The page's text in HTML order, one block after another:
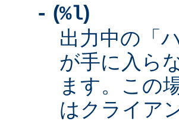
- (%l)
出力中の「
が手に入ら
ます。この
はクライア